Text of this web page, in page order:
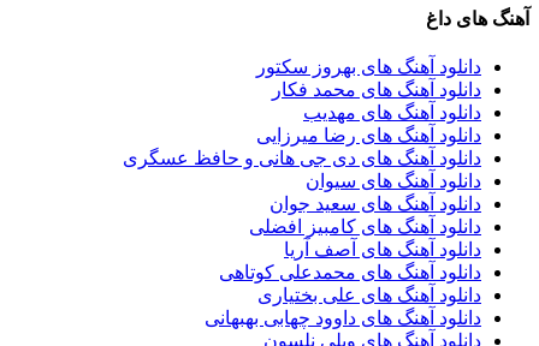
آهنگ های داغ
دانلود آهنگ های بهروز سکتور
دانلود آهنگ های محمد فکار
دانلود آهنگ های مهدیب
دانلود آهنگ های رضا میرزایی
دانلود آهنگ های دی جی هانی و حافظ عسگری
دانلود آهنگ های سیوان
دانلود آهنگ های سعید جوان
دانلود آهنگ های کامبیز افضلی
دانلود آهنگ های آصف آریا
دانلود آهنگ های محمدعلی کوتاهی
دانلود آهنگ های علی بختیاری
دانلود آهنگ های داوود چهابی بهبهانی
دانلود آهنگ های ویلی نلسون